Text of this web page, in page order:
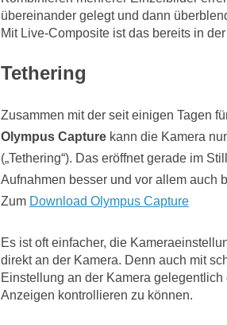
übereinander gelegt und dann
Mit Live-Composite ist das bereits in
Tethering
Zusammen mit der seit einigen Tagen
Olympus Capture kann die Kamera
(„Tethering“). Das eröffnet gerade im
Aufnahmen besser und vor allem auch
Zum Download Olympus Capture
Es ist oft einfacher, die
direkt an der Kamera. Denn auch mit
Einstellung an der Kamera
Anzeigen kontrollieren zu können.